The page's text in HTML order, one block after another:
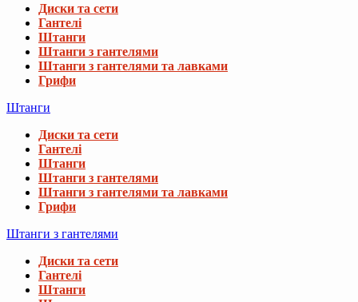
Диски та сети
Гантелі
Штанги
Штанги з гантелями
Штанги з гантелями та лавками
Грифи
Штанги
Диски та сети
Гантелі
Штанги
Штанги з гантелями
Штанги з гантелями та лавками
Грифи
Штанги з гантелями
Диски та сети
Гантелі
Штанги